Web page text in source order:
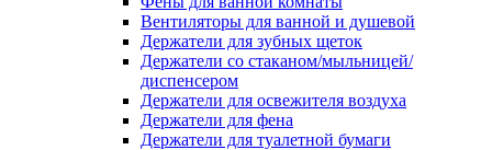
Вентиляторы для ванной и душевой
Держатели для зубных щеток
Держатели со стаканом/мыльницей/
диспенсером
Держатели для освежителя воздуха
Держатели для фена
Держатели для туалетной бумаги